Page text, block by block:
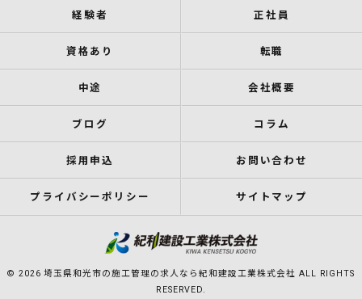
経験者 正社員
資格あり 転職
中途 会社概要
ブログ コラム
採用申込 お問い合わせ
プライバシーポリシー サイトマップ
© 2026 埼玉県和光市の施工管理の求人なら紀和建設工業株式会社 ALL RIGHTS
RESERVED.